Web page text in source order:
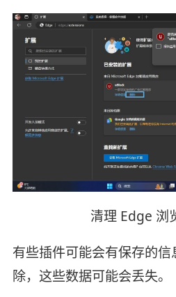
清理 Edge 浏
有些插件可能会有保存的
除，这些数据可能会丢失。